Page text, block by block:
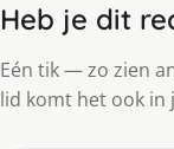
Heb je dit
Eén tik — zo zien
lid komt het ook in